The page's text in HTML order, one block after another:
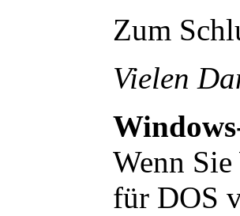
Zum
Vielen
Wenn
für DOS